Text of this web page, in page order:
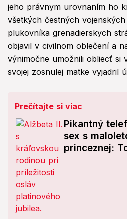
jeho právnym urovnaním ho
všetkých čestných
plukovníka grenadierskych
objavil v civilnom oblečení a
výnimočne umožnili obliecť si
svojej zosnulej matke vyjadril
Prečítajte si viac
Pikantný
sex s
princeznej: